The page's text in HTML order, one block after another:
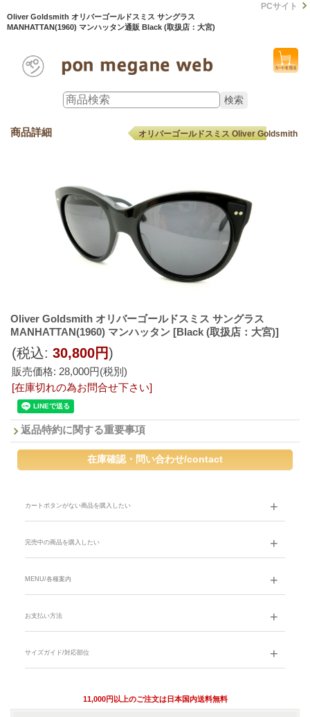
Oliver Goldsmith オリバーゴールドスミス サングラス
MANHATTAN(1960) マンハッタン通販 Black (取扱店：大宮)
PCサイト
商品詳細 オリバーゴールドスミス Oliver Goldsmith
Oliver Goldsmith オリバーゴールドスミス サングラス
MANHATTAN(1960) マンハッタン [Black (取扱店：大宮)]
販売価格: 28,000円(税別)
(税込: 30,800円)
[在庫切れの為お問合せ下さい]
返品特約に関する重要事項
カートボタンがない商品を購入したい
完売中の商品を購入したい
MENU/各種案内
お支払い方法
サイズガイド/対応部位
11,000円以上のご注文は日本国内送料無料